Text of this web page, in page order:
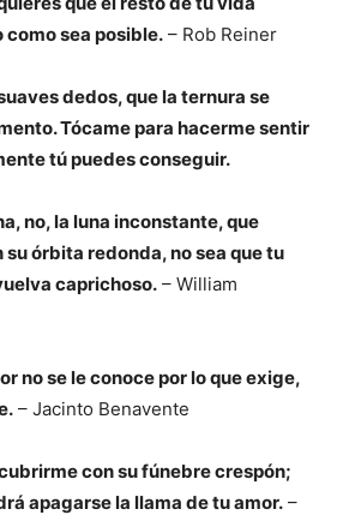
sea posible. – Rob Reiner
dedos, que la ternura se
Tócame para hacerme sentir
tú puedes conseguir.
no, la luna inconstante, que
órbita redonda, no sea que tu
caprichoso. – William
no se le conoce por lo que exige,
– Jacinto Benavente
con su fúnebre crespón;
apagarse la llama de tu amor. –